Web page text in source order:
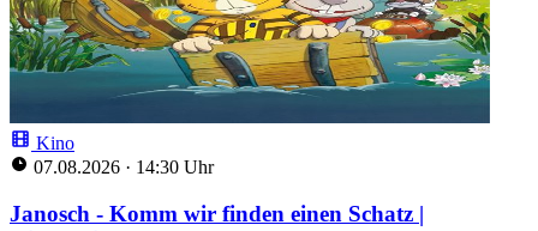
Kino
07.08.2026 · 14:30 Uhr
Janosch - Komm wir finden einen Schatz |